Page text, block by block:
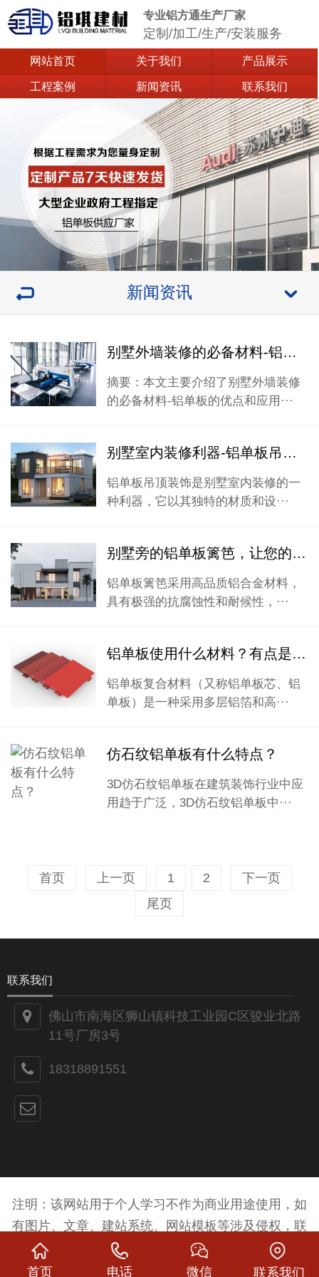
专业铝方通生产厂家
定制/加工/生产/安装服务
网站首页 关于我们 产品展示
工程案例 新闻资讯 联系我们
新闻资讯
别墅外墙装修的必备材料-铝单板的优点和应用
摘要：本文主要介绍了别墅外墙装修
的必备材料-铝单板的优点和应用···
别墅室内装修利器-铝单板吊顶装饰
铝单板吊顶装饰是别墅室内装修的一
种利器，它以其独特的材质和设···
别墅旁的铝单板篱笆，让您的院子更有品位
铝单板篱笆采用高品质铝合金材料，
具有极强的抗腐蚀性和耐候性，···
铝单板使用什么材料？有点是什么？
铝单板复合材料（又称铝单板芯、铝
单板）是一种采用多层铝箔和高···
仿石纹铝单板有什么特点？
3D仿石纹铝单板在建筑装饰行业中应
用趋于广泛，3D仿石纹铝单板中···
首页 上一页 1 2
下一页
尾页
联系我们
佛山市南海区狮山镇科技工业园C区骏业北路
11号厂房3号
18318891551
注明：该网站用于个人学习不作为商业用途使用，如
有图片、文章、建站系统、网站模板等涉及侵权，联
系QQ:846502696必删！
首页
电话 微信 联系我们